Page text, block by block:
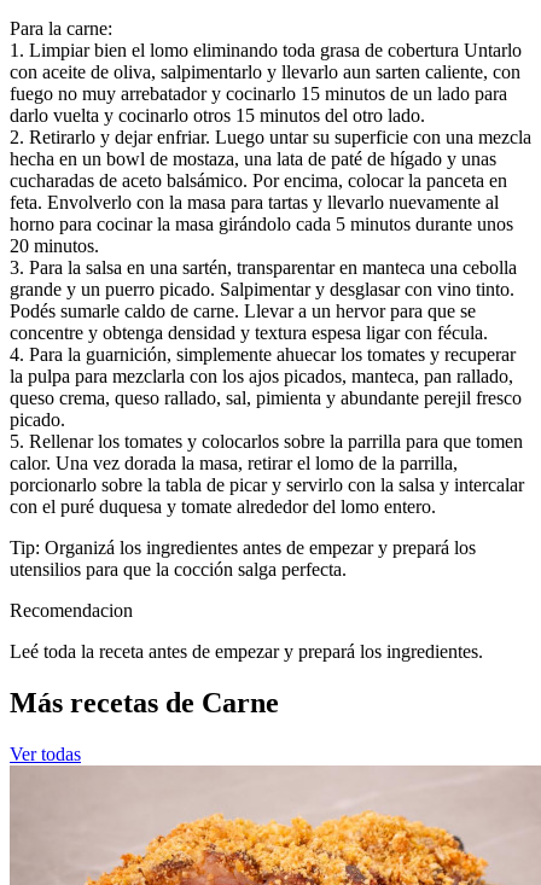
Para la carne:
1. Limpiar bien el lomo eliminando toda grasa de cobertura Untarlo
con aceite de oliva, salpimentarlo y llevarlo aun sarten caliente, con
fuego no muy arrebatador y cocinarlo 15 minutos de un lado para
darlo vuelta y cocinarlo otros 15 minutos del otro lado.
2. Retirarlo y dejar enfriar. Luego untar su superficie con una mezcla
hecha en un bowl de mostaza, una lata de paté de hígado y unas
cucharadas de aceto balsámico. Por encima, colocar la panceta en
feta. Envolverlo con la masa para tartas y llevarlo nuevamente al
horno para cocinar la masa girándolo cada 5 minutos durante unos
20 minutos.
3. Para la salsa en una sartén, transparentar en manteca una cebolla
grande y un puerro picado. Salpimentar y desglasar con vino tinto.
Podés sumarle caldo de carne. Llevar a un hervor para que se
concentre y obtenga densidad y textura espesa ligar con fécula.
4. Para la guarnición, simplemente ahuecar los tomates y recuperar
la pulpa para mezclarla con los ajos picados, manteca, pan rallado,
queso crema, queso rallado, sal, pimienta y abundante perejil fresco
picado.
5. Rellenar los tomates y colocarlos sobre la parrilla para que tomen
calor. Una vez dorada la masa, retirar el lomo de la parrilla,
porcionarlo sobre la tabla de picar y servirlo con la salsa y intercalar
con el puré duquesa y tomate alrededor del lomo entero.
Tip: Organizá los ingredientes antes de empezar y prepará los
utensilios para que la cocción salga perfecta.
Recomendacion
Leé toda la receta antes de empezar y prepará los ingredientes.
Más recetas de Carne
Ver todas